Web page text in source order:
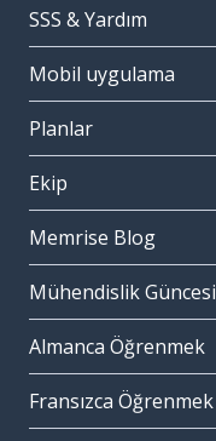
SSS & Yardım
Mobil uygulama
Planlar
Ekip
Memrise Blog
Mühendislik Güncesi
Almanca Öğrenmek
Fransızca Öğrenmek